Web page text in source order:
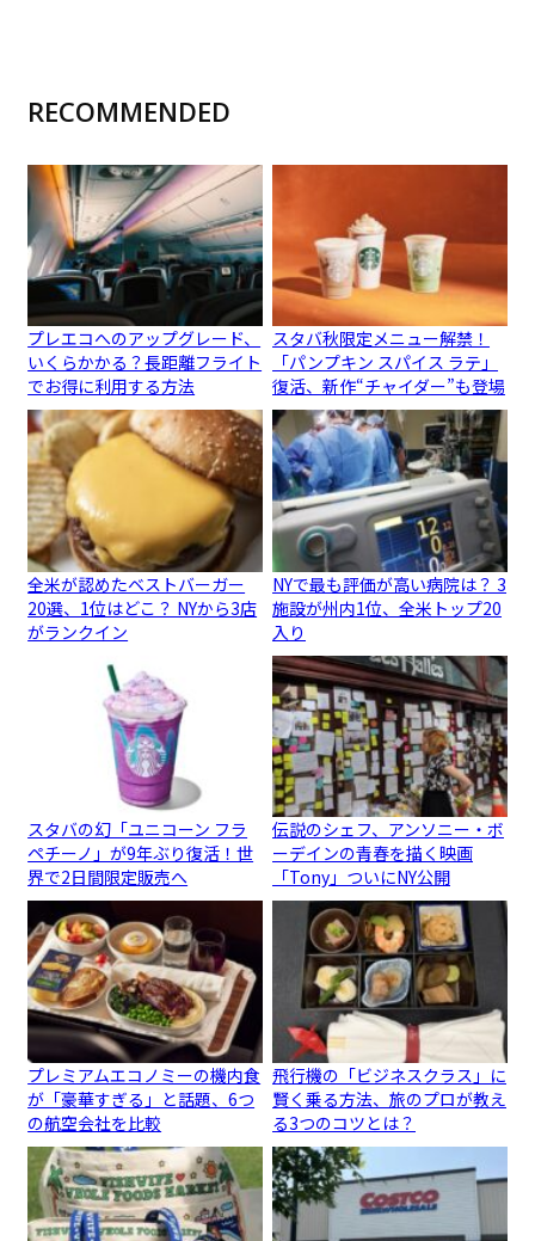
RECOMMENDED
プレエコへのアップグレード、
いくらかかる？長距離フライト
でお得に利用する方法
スタバ秋限定メニュー解禁！
「パンプキン スパイス ラテ」
復活、新作“チャイダー”も登場
全米が認めたベストバーガー
20選、1位はどこ？ NYから3店
がランクイン
NYで最も評価が高い病院は？ 3
施設が州内1位、全米トップ20
入り
スタバの幻「ユニコーン フラ
ペチーノ」が9年ぶり復活！世
界で2日間限定販売へ
伝説のシェフ、アンソニー・ボ
ーデインの青春を描く映画
「Tony」ついにNY公開
プレミアムエコノミーの機内食
が「豪華すぎる」と話題、6つ
の航空会社を比較
飛行機の「ビジネスクラス」に
賢く乗る方法、旅のプロが教え
る3つのコツとは？